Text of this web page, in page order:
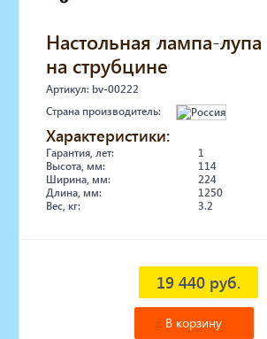
Мебель в стиле Лофт
Доставка за один день
Настольная лампа-
на струбцине
Артикул: bv-00222
Страна производитель:
Характеристики:
Гарантия, лет:
1
Высота, мм:
114
Ширина, мм:
224
Длина, мм:
1250
Вес, кг:
3.2
19 440 руб.
В корзину